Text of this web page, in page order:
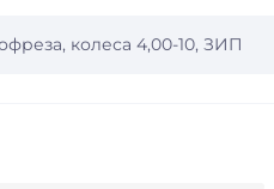
колеса 4,00-10, ЗИП